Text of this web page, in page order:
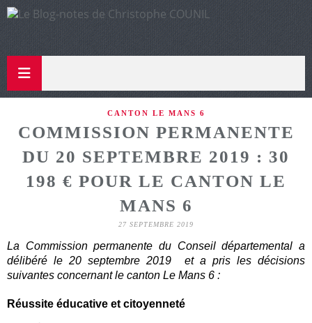
CANTON LE MANS 6
COMMISSION PERMANENTE
DU 20 SEPTEMBRE 2019 : 30
198 € POUR LE CANTON LE
MANS 6
27 SEPTEMBRE 2019
La Commission permanente du Conseil départemental a
délibéré le 20 septembre 2019 et a prisles décisions
suivantes concernant le canton Le Mans 6 :
Réussite éducative et citoyenneté